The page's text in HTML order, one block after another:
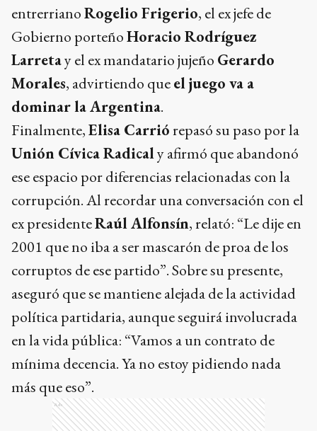
entrerrianoRogelio Frigerio, el ex jefe de
Gobierno porteñoHoracio Rodríguez
Larretay el ex mandatario jujeño Gerardo
Morales, advirtiendo queel juego va a
dominar la Argentina.
Finalmente,Elisa Carriórepasó su paso por la
Unión Cívica Radicaly afirmó que abandonó
ese espacio por diferencias relacionadas con la
corrupción. Al recordar una conversación con el
ex presidenteRaúl Alfonsín, relató: “Le dije en
2001 que no iba a ser mascarón de proa de los
corruptos de ese partido”. Sobre su presente,
aseguró que se mantiene alejada de la actividad
política partidaria, aunque seguirá involucrada
en la vida pública: “Vamos a un contrato de
mínima decencia. Ya no estoy pidiendo nada
más que eso”.
Ads